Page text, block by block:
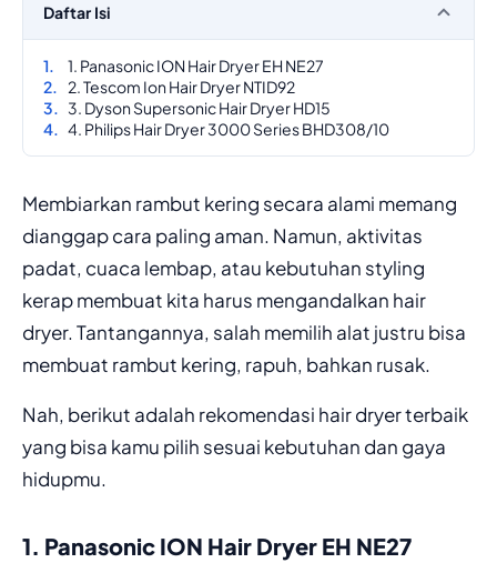
Daftar Isi
1. Panasonic ION Hair Dryer EH NE27
2. Tescom Ion Hair Dryer NTID92
3. Dyson Supersonic Hair Dryer HD15
4. Philips Hair Dryer 3000 Series BHD308/10
Membiarkan rambut kering secara alami memang
dianggap cara paling aman. Namun, aktivitas
padat, cuaca lembap, atau kebutuhan styling
kerap membuat kita harus mengandalkan hair
dryer. Tantangannya, salah memilih alat justru bisa
membuat rambut kering, rapuh, bahkan rusak.
Nah, berikut adalah rekomendasi hair dryer terbaik
yang bisa kamu pilih sesuai kebutuhan dan gaya
hidupmu.
1. Panasonic ION Hair Dryer EH NE27